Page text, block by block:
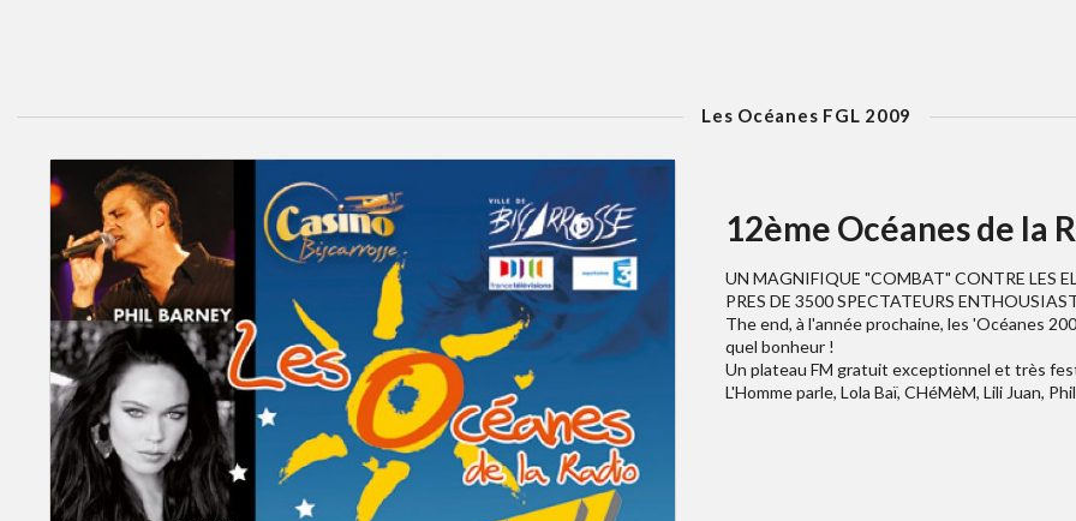
Les Océanes FGL 2009
12ème Océanes de la
UN MAGNIFIQUE "COMBAT" CONTRE LES
PRES DE 3500 SPECTATEURS
The end, à l'année prochaine, les 'Océanes
quel bonheur !
Un plateau FM gratuit exceptionnel et très
L'Homme parle, Lola Baï, CHéMèM, Lili Juan,